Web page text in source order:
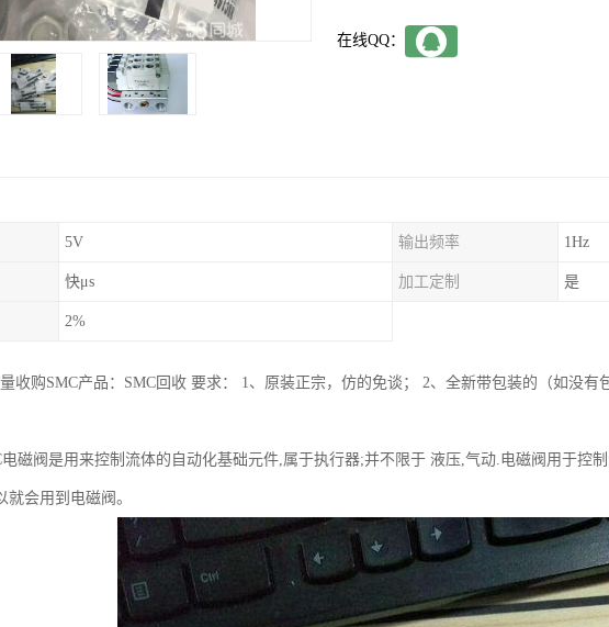
在线QQ：
5V 输出频率 1Hz
快μs 加工定制 是
2%
收购SMC产品：SMC回收 要求： 1、原装正宗，仿的免谈； 2、全新带包装的（如没有
电磁阀是用来控制流体的自动化基础元件,属于执行器;并不限于 液压,气动.电磁阀用于控
会用到电磁阀。